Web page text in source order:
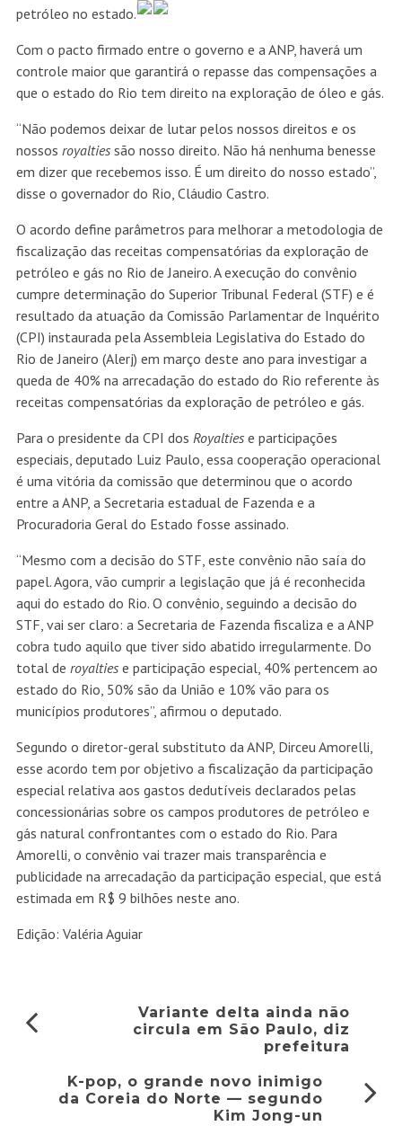
petróleo no estado.
Com o pacto firmado entre o governo e a ANP, haverá um
controle maior que garantirá o repasse das compensações a
que o estado do Rio tem direito na exploração de óleo e gás.
“Não podemos deixar de lutar pelos nossos direitos e os
nossos royaltiessão nosso direito. Não há nenhuma benesse
em dizer que recebemos isso. É um direito do nosso estado”,
disse o governador do Rio, Cláudio Castro.
O acordo define parâmetros para melhorar a metodologia de
fiscalização das receitas compensatórias da exploração de
petróleo e gás no Rio de Janeiro. A execução do convênio
cumpre determinação do Superior Tribunal Federal (STF) e é
resultado da atuação da Comissão Parlamentar de Inquérito
(CPI) instaurada pela Assembleia Legislativa do Estado do
Rio de Janeiro (Alerj) em março deste ano para investigar a
queda de 40% na arrecadação do estado do Rio referente às
receitas compensatórias da exploração de petróleo e gás.
Para o presidente da CPI dos Royaltiese participações
especiais, deputado Luiz Paulo, essa cooperação operacional
é uma vitória da comissão que determinou que o acordo
entre a ANP, a Secretaria estadual de Fazenda e a
Procuradoria Geral do Estado fosse assinado.
“Mesmo com a decisão do STF, este convênio não saía do
papel. Agora, vão cumprir a legislação que já é reconhecida
aqui do estado do Rio. O convênio, seguindo a decisão do
STF, vai ser claro: a Secretaria de Fazenda fiscaliza e a ANP
cobra tudo aquilo que tiver sido abatido irregularmente. Do
total de royaltiese participação especial, 40% pertencem ao
estado do Rio, 50% são da União e 10% vão para os
municípios produtores”, afirmou o deputado.
Segundo o diretor-geral substituto da ANP, Dirceu Amorelli,
esse acordo tem por objetivo a fiscalização da participação
especial relativa aos gastos dedutíveis declarados pelas
concessionárias sobre os campos produtores de petróleo e
gás natural confrontantes com o estado do Rio. Para
Amorelli, o convênio vai trazer mais transparência e
publicidade na arrecadação da participação especial, que está
estimada em R$ 9 bilhões neste ano.
Edição: Valéria Aguiar
Variante delta ainda não
circula em São Paulo, diz
prefeitura
K-pop, o grande novo inimigo
da Coreia do Norte — segundo
Kim Jong-un